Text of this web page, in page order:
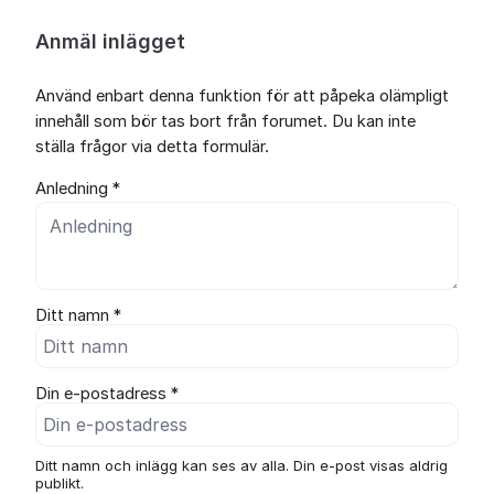
Anmäl inlägget
Använd enbart denna funktion för att påpeka olämpligt
innehåll som bör tas bort från forumet. Du kan inte
ställa frågor via detta formulär.
Anledning *
Ditt namn *
Din e-postadress *
Ditt namn och inlägg kan ses av alla. Din e-post visas aldrig
publikt.